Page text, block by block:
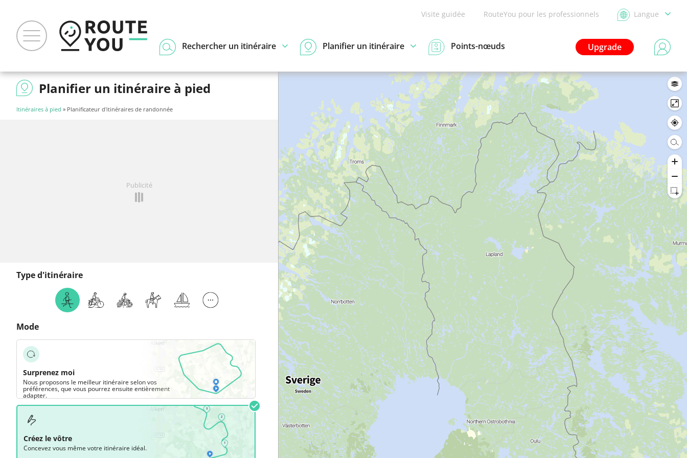
Visite guidée RouteYou pour les professionnels Langue
Upgrade
Rechercher un itinéraire Planifier un itinéraire Points-nœuds
Planifier un itinéraire à pied
Itinéraires à pied » Planificateur d'itinéraires de randonnée
Publicité
Type d'itinéraire
Mode
Surprenez moi
Nous proposons le meilleur itinéraire selon vos
préférences, que vous pourrez ensuite entièrement
adapter.
Créez le vôtre
Concevez vous même votre itinéraire idéal.